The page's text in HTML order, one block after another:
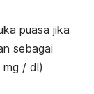
puasa jika
sebagai
mg / dl)